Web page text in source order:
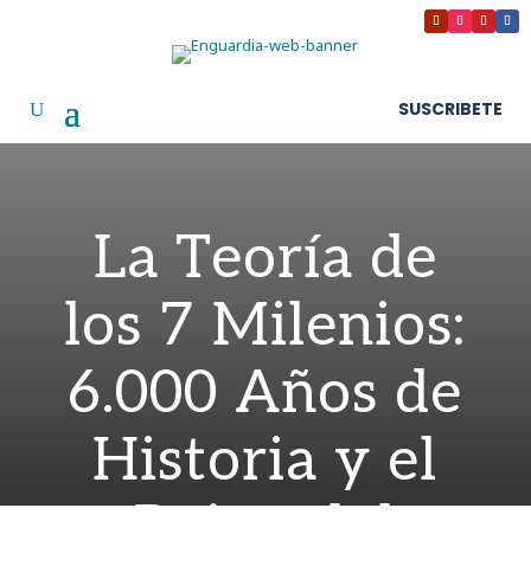
SUSCRIBETE
La Teoría de
los 7 Milenios:
6.000 Años de
Historia y el
Reino del